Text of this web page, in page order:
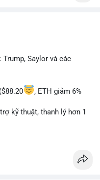
ở khách sạn 5*" (từ bài
110 Bitcoin và SKR token
memecoin và tin tức
giá. Rủi ro từ các đề cày
xu hướng "long" hoặc
Saylor và các
, ETH giảm 6%
kỹ thuật, thanh lý hơn 1
kiến airdrop token cho
BTC vào sản phẩm bảo
triệu USD.